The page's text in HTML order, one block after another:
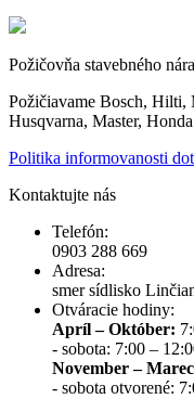
Požičovňa stavebného
Požičiavame Bosch, Hilti,
Husqvarna, Master,
Politika informovanosti
Kontaktujte nás
Telefón:
0903 288 669
Adresa:
smer sídlisko
Otváracie hodiny:
Apríl – Október:
- sobota: 7:00 –
November –
- sobota otvorené: